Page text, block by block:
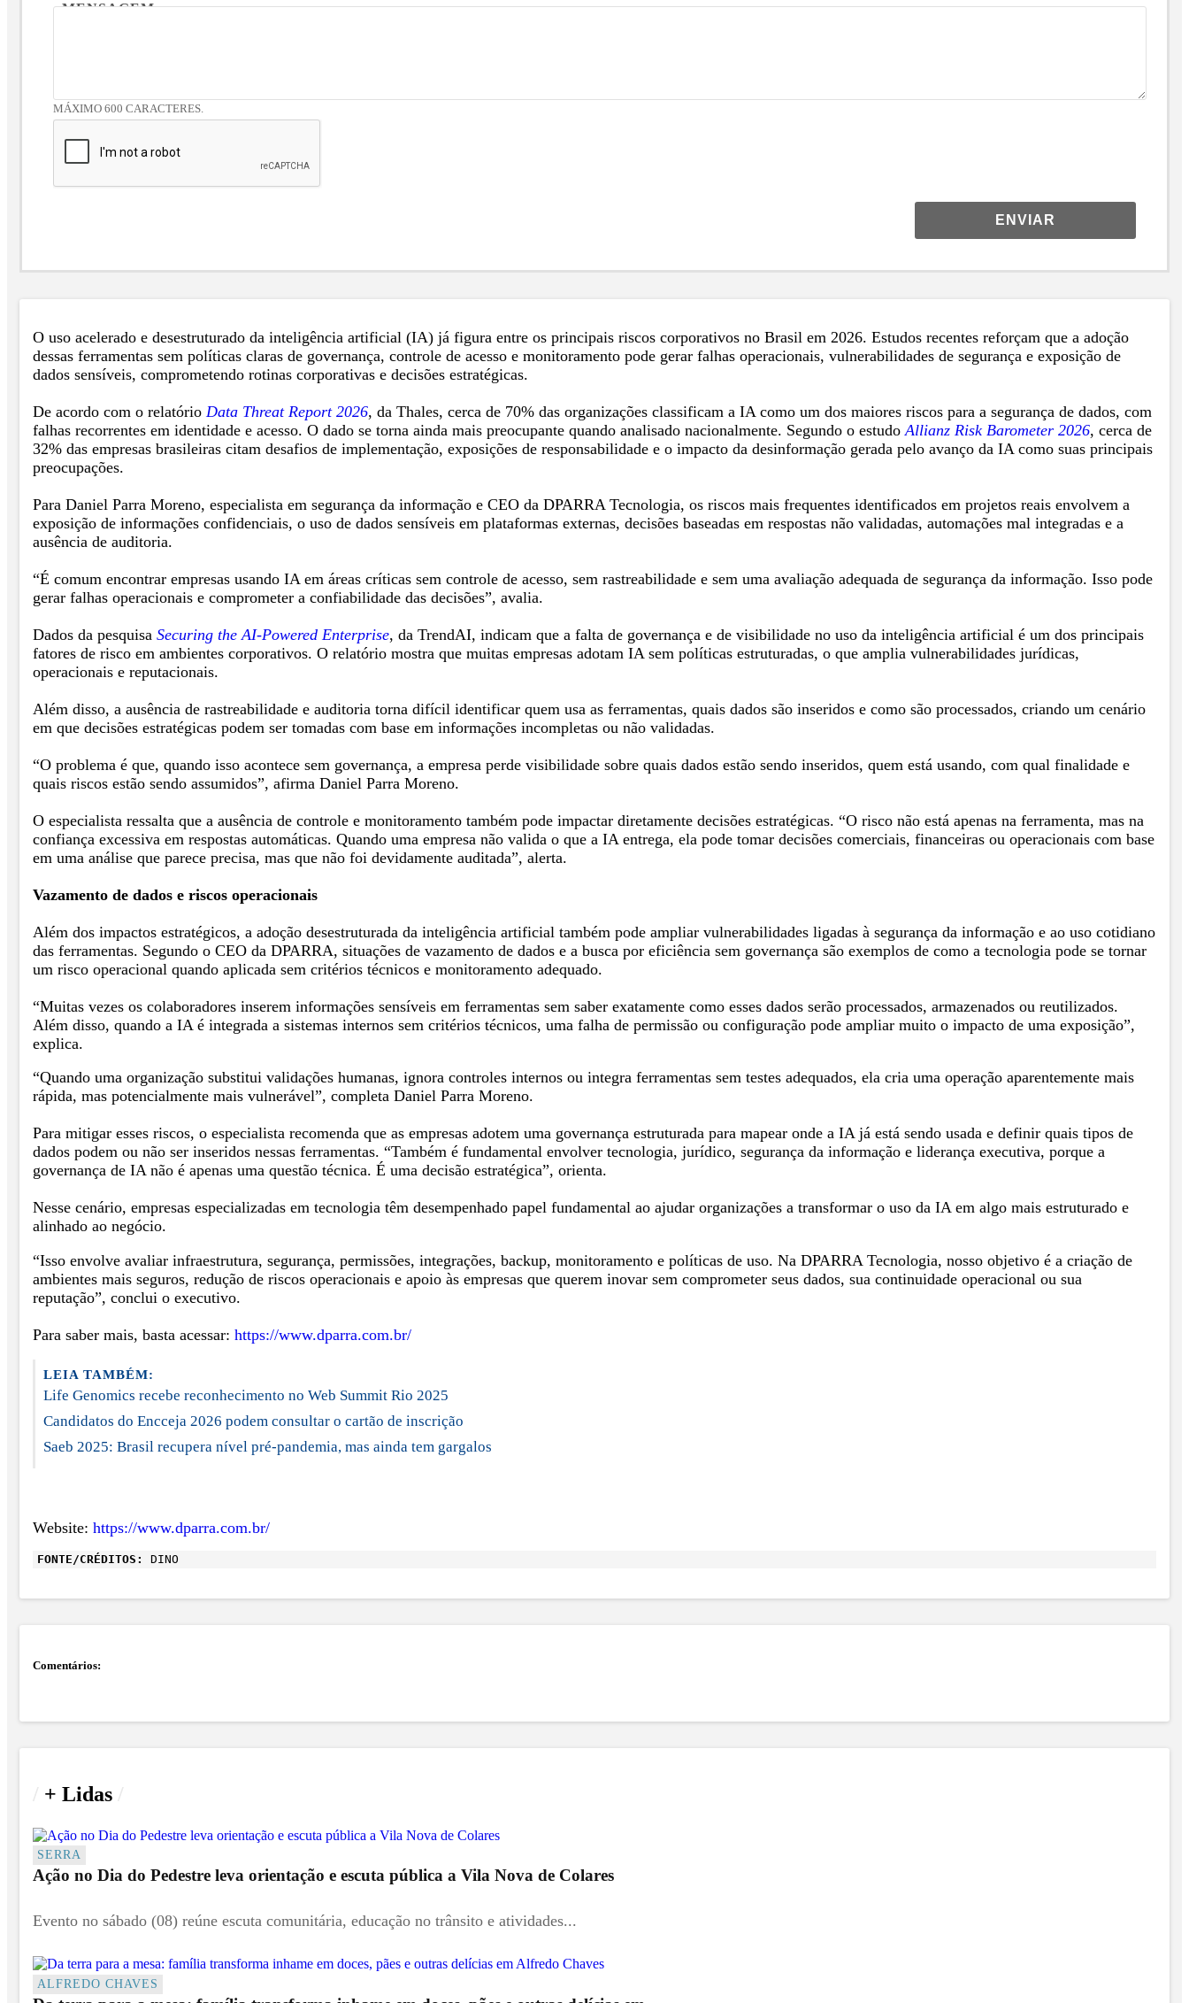
MENSAGEM
MÁXIMO 600 CARACTERES.
ENVIAR
O uso acelerado e desestruturado da inteligência artificial (IA) já figura entre os principais riscos corporativos no Brasil em 2026. Estudos recentes reforçam que a adoção
dessas ferramentas sem políticas claras de governança, controle de acesso e monitoramento pode gerar falhas operacionais, vulnerabilidades de segurança e exposição de
dados sensíveis, comprometendo rotinas corporativas e decisões estratégicas.
De acordo com o relatório Data Threat Report 2026, da Thales, cerca de 70% das organizações classificam a IA como um dos maiores riscos para a segurança de dados, com
falhas recorrentes em identidade e acesso. O dado se torna ainda mais preocupante quando analisado nacionalmente. Segundo o estudo Allianz Risk Barometer 2026, cerca de
32% das empresas brasileiras citam desafios de implementação, exposições de responsabilidade e o impacto da desinformação gerada pelo avanço da IA como suas principais
preocupações.
Para Daniel Parra Moreno, especialista em segurança da informação e CEO da DPARRA Tecnologia, os riscos mais frequentes identificados em projetos reais envolvem a
exposição de informações confidenciais, o uso de dados sensíveis em plataformas externas, decisões baseadas em respostas não validadas, automações mal integradas e a
ausência de auditoria.
“É comum encontrar empresas usando IA em áreas críticas sem controle de acesso, sem rastreabilidade e sem uma avaliação adequada de segurança da informação. Isso pode
gerar falhas operacionais e comprometer a confiabilidade das decisões”, avalia.
Dados da pesquisa Securing the AI-Powered Enterprise, da TrendAI, indicam que a falta de governança e de visibilidade no uso da inteligência artificial é um dos principais
fatores de risco em ambientes corporativos. O relatório mostra que muitas empresas adotam IA sem políticas estruturadas, o que amplia vulnerabilidades jurídicas,
operacionais e reputacionais.
Além disso, a ausência de rastreabilidade e auditoria torna difícil identificar quem usa as ferramentas, quais dados são inseridos e como são processados, criando um cenário
em que decisões estratégicas podem ser tomadas com base em informações incompletas ou não validadas.
“O problema é que, quando isso acontece sem governança, a empresa perde visibilidade sobre quais dados estão sendo inseridos, quem está usando, com qual finalidade e
quais riscos estão sendo assumidos”, afirma Daniel Parra Moreno.
O especialista ressalta que a ausência de controle e monitoramento também pode impactar diretamente decisões estratégicas. “O risco não está apenas na ferramenta, mas na
confiança excessiva em respostas automáticas. Quando uma empresa não valida o que a IA entrega, ela pode tomar decisões comerciais, financeiras ou operacionais com base
em uma análise que parece precisa, mas que não foi devidamente auditada”, alerta.
Vazamento de dados e riscos operacionais
Além dos impactos estratégicos, a adoção desestruturada da inteligência artificial também pode ampliar vulnerabilidades ligadas à segurança da informação e ao uso cotidiano
das ferramentas. Segundo o CEO da DPARRA, situações de vazamento de dados e a busca por eficiência sem governança são exemplos de como a tecnologia pode se tornar
um risco operacional quando aplicada sem critérios técnicos e monitoramento adequado.
“Muitas vezes os colaboradores inserem informações sensíveis em ferramentas sem saber exatamente como esses dados serão processados, armazenados ou reutilizados.
Além disso, quando a IA é integrada a sistemas internos sem critérios técnicos, uma falha de permissão ou configuração pode ampliar muito o impacto de uma exposição”,
explica.
“Quando uma organização substitui validações humanas, ignora controles internos ou integra ferramentas sem testes adequados, ela cria uma operação aparentemente mais
rápida, mas potencialmente mais vulnerável”, completa Daniel Parra Moreno.
Para mitigar esses riscos, o especialista recomenda que as empresas adotem uma governança estruturada para mapear onde a IA já está sendo usada e definir quais tipos de
dados podem ou não ser inseridos nessas ferramentas. “Também é fundamental envolver tecnologia, jurídico, segurança da informação e liderança executiva, porque a
governança de IA não é apenas uma questão técnica. É uma decisão estratégica”, orienta.
Nesse cenário, empresas especializadas em tecnologia têm desempenhado papel fundamental ao ajudar organizações a transformar o uso da IA em algo mais estruturado e
alinhado ao negócio.
“Isso envolve avaliar infraestrutura, segurança, permissões, integrações, backup, monitoramento e políticas de uso. Na DPARRA Tecnologia, nosso objetivo é a criação de
ambientes mais seguros, redução de riscos operacionais e apoio às empresas que querem inovar sem comprometer seus dados, sua continuidade operacional ou sua
reputação”, conclui o executivo.
Para saber mais, basta acessar: https://www.dparra.com.br/
LEIA TAMBÉM:
Life Genomics recebe reconhecimento no Web Summit Rio 2025
Candidatos do Encceja 2026 podem consultar o cartão de inscrição
Saeb 2025: Brasil recupera nível pré-pandemia, mas ainda tem gargalos
Website: https://www.dparra.com.br/
FONTE/CRÉDITOS: DINO
Comentários:
+ Lidas
SERRA
Ação no Dia do Pedestre leva orientação e escuta pública a Vila Nova de Colares
Evento no sábado (08) reúne escuta comunitária, educação no trânsito e atividades...
ALFREDO CHAVES